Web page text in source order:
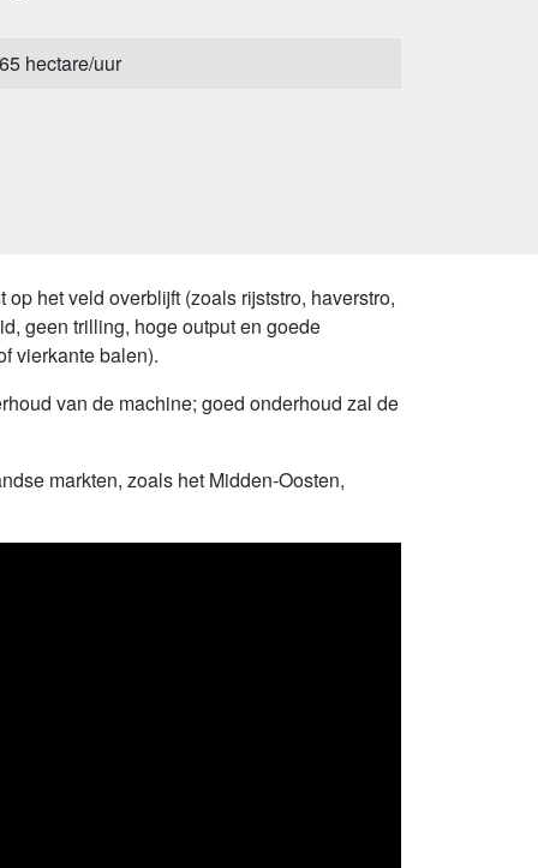
hectare/uur
het veld overblijft (zoals rijststro, haverstro,
geen trilling, hoge output en goede
vierkante balen).
van de machine; goed onderhoud zal de
markten, zoals het Midden-Oosten,